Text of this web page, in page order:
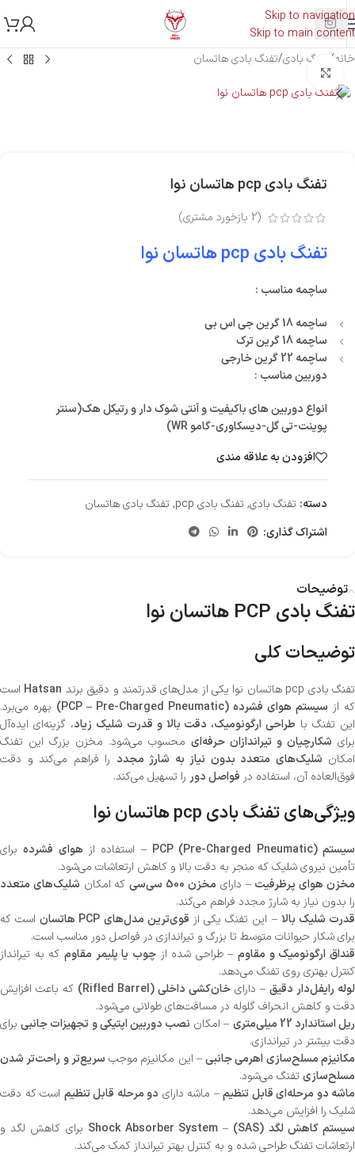
Skip to navigation
Skip to main content
خانه/ تفنگ بادی/تفنگ بادی هاتسان
تفنگ بادی pcp هاتسان نوا
(
2 بازخورد مشتری)
تفنگ بادی pcp هاتسان نوا
ساچمه مناسب :
ساچمه 18 گرین جی اس بی
ساچمه 18 گرین ترک
ساچمه 22 گرین خارجی
دوربین مناسب :
انواع دوربین های باکیفیت و آنتی شوک دار و رتیکل هک(سنتر
پوینت-تی گل-دیسکاوری-گامو WR)
افزودن به علاقه مندی
دسته: تفنگ بادی, تفنگ بادی pcp , تفنگ بادی هاتسان
اشتراک گذاری:
توضیحات
تفنگ بادی PCP هاتسان نوا
توضیحات کلی
تفنگ بادی pcp هاتسان نوا یکی از مدل‌های قدرتمند و دقیق برند Hatsan است
که از سیستم هوای فشرده (PCP – Pre-Charged Pneumatic)
بهره می‌برد.
این تفنگ با طراحی ارگونومیک، دقت بالا و قدرت شلیک زیاد، گزینه‌ای ایده‌آل
برای شکارچیان و تیراندازان حرفه‌ای محسوب می‌شود. مخزن بزرگ این تفنگ
امکان شلیک‌های متعدد بدون نیاز به شارژ مجدد را فراهم می‌کند و دقت
فوق‌العاده آن، استفاده در فواصل دور را تسهیل می‌کند.
ویژگی‌های تفنگ بادی pcp هاتسان نوا
سیستم PCP (Pre-Charged Pneumatic) – استفاده از هوای فشردهبرای
تأمین نیروی شلیک که منجر به دقت بالا و کاهش ارتعاشات می‌شود.
مخزن هوای پرظرفیت – دارای مخزن 500 سی‌سی که امکان شلیک‌های متعدد
را بدون نیاز به شارژ مجدد فراهم می‌کند.
قدرت شلیک بالا – این تفنگ یکی از قوی‌ترین مدل‌های PCP هاتسان
است که
برای شکار حیوانات متوسط تا بزرگ و تیراندازی در فواصل دور مناسب است.
قنداق ارگونومیک و مقاوم– طراحی شده ازچوب یا پلیمر مقاوم که به تیرانداز
کنترل بهتری روی تفنگ می‌دهد.
لوله رایفل‌دار دقیق – دارای خان‌کشی داخلی (Rifled Barrel)
که باعث افزایش
دقت و کاهش انحراف گلوله در مسافت‌های طولانی می‌شود.
ریل استاندارد 22 میلی‌متری
– امکان نصب دوربین اپتیکی و تجهیزات جانبیبرای
دقت بیشتر در تیراندازی.
مکانیزم مسلح‌سازی اهرمی جانبی– این مکانیزم موجب سریع‌تر و راحت‌تر شدن
مسلح‌سازی تفنگ می‌شود.
ماشه دو مرحله‌ای قابل تنظیم– ماشه دارای دو مرحله قابل تنظیم است که دقت
شلیک را افزایش می‌دهد.
سیستم کاهش لگد (SAS)
–
Shock Absorber System برای کاهش لگد و
ارتعاشات تفنگ طراحی شده و به کنترل بهتر تیرانداز کمک می‌کند.